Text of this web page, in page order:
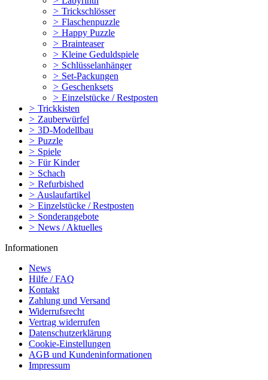
> Trickschlösser
> Flaschenpuzzle
> Happy Puzzle
> Brainteaser
> Kleine Geduldspiele
> Schlüsselanhänger
> Set-Packungen
> Geschenksets
> Einzelstücke / Restposten
> Trickkisten
> Zauberwürfel
> 3D-Modellbau
> Puzzle
> Spiele
> Für Kinder
> Schach
> Refurbished
> Auslaufartikel
> Einzelstücke / Restposten
> Sonderangebote
> News / Aktuelles
Informationen
News
Hilfe / FAQ
Kontakt
Zahlung und Versand
Widerrufsrecht
Vertrag widerrufen
Datenschutzerklärung
Cookie-Einstellungen
AGB und Kundeninformationen
Impressum